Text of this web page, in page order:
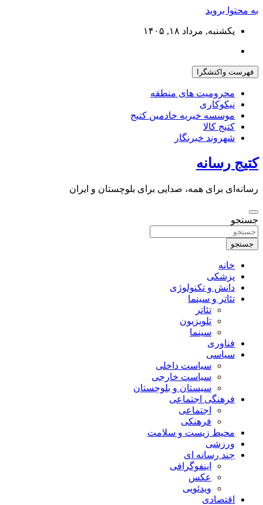
به محتوا بروید
یکشنبه, مرداد ۱۸, ۱۴۰۵
فهرست واکنشگرا
محرومیت های منطقه
نیکوکاری
موسسه خیریه خادمین کتیج
کتیج کالا
شهروند خبرنگار
کتیج رسانه
رسانه‌ای برای همه، صدایی برای بلوچستان و ایران
جستجو
جستجو
خانه
پزشکی
دانش و تکنولوژی
تئاتر و سینما
تئاتر
تلویزیون
سینما
فناوری
سیاسی
سیاست داخلی
سیاست خارجی
سیستان و بلوچستان
فرهنگی اجتماعی
اجتماعی
فرهنکی
محیط زیست و سلامت
ورزشی
چند رسانه ای
اینفوگرافی
عکس
ویدئویی
اقتصادی